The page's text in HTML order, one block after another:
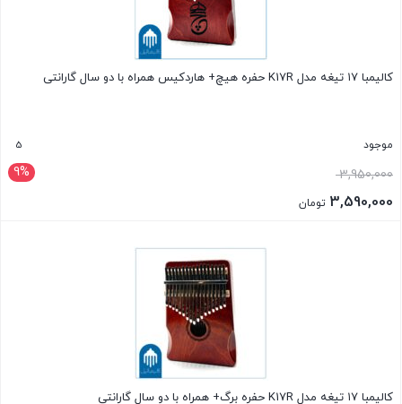
کالیمبا ۱۷ تیغه مدل K17R حفره هیچ+ هاردکیس همراه با دو سال گارانتی
موجود 5
9% 3,950,000
3,590,000 تومان
کالیمبا ۱۷ تیغه مدل K17R حفره برگ+ همراه با دو سال گارانتی